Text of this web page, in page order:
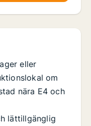
eller
om
nära E4 och
lättillgänglig